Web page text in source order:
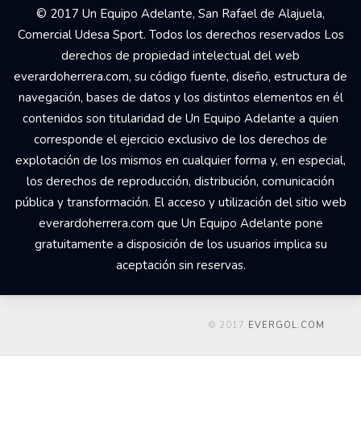
© 2017 Un Equipo Adelante, San Rafael de Alajuela,
Comercial Udesa Sport. Todos los derechos reservados Los
derechos de propiedad intelectual del web
everardoherrera.com, su código fuente, diseño, estructura de
navegación, bases de datos y los distintos elementos en él
contenidos son titularidad de Un Equipo Adelante a quien
corresponde el ejercicio exclusivo de los derechos de
explotación de los mismos en cualquier forma y, en especial,
los derechos de reproducción, distribución, comunicación
pública y transformación. El acceso y utilización del sitio web
everardoherrera.com que Un Equipo Adelante pone
gratuitamente a disposición de los usuarios implica su
aceptación sin reservas.
© 2017 EVERGOL.COM